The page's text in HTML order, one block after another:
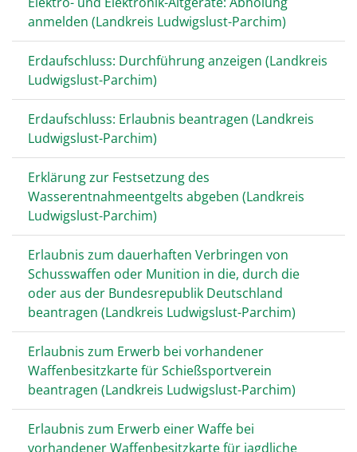
anmelden (Landkreis Ludwigslust-Parchim)
Erdaufschluss: Durchführung anzeigen (Landkreis
Ludwigslust-Parchim)
Erdaufschluss: Erlaubnis beantragen (Landkreis
Ludwigslust-Parchim)
Erklärung zur Festsetzung des
Wasserentnahmeentgelts abgeben (Landkreis
Ludwigslust-Parchim)
Erlaubnis zum dauerhaften Verbringen von
Schusswaffen oder Munition in die, durch die
oder aus der Bundesrepublik Deutschland
beantragen (Landkreis Ludwigslust-Parchim)
Erlaubnis zum Erwerb bei vorhandener
Waffenbesitzkarte für Schießsportverein
beantragen (Landkreis Ludwigslust-Parchim)
Erlaubnis zum Erwerb einer Waffe bei
vorhandener Waffenbesitzkarte für jagdliche